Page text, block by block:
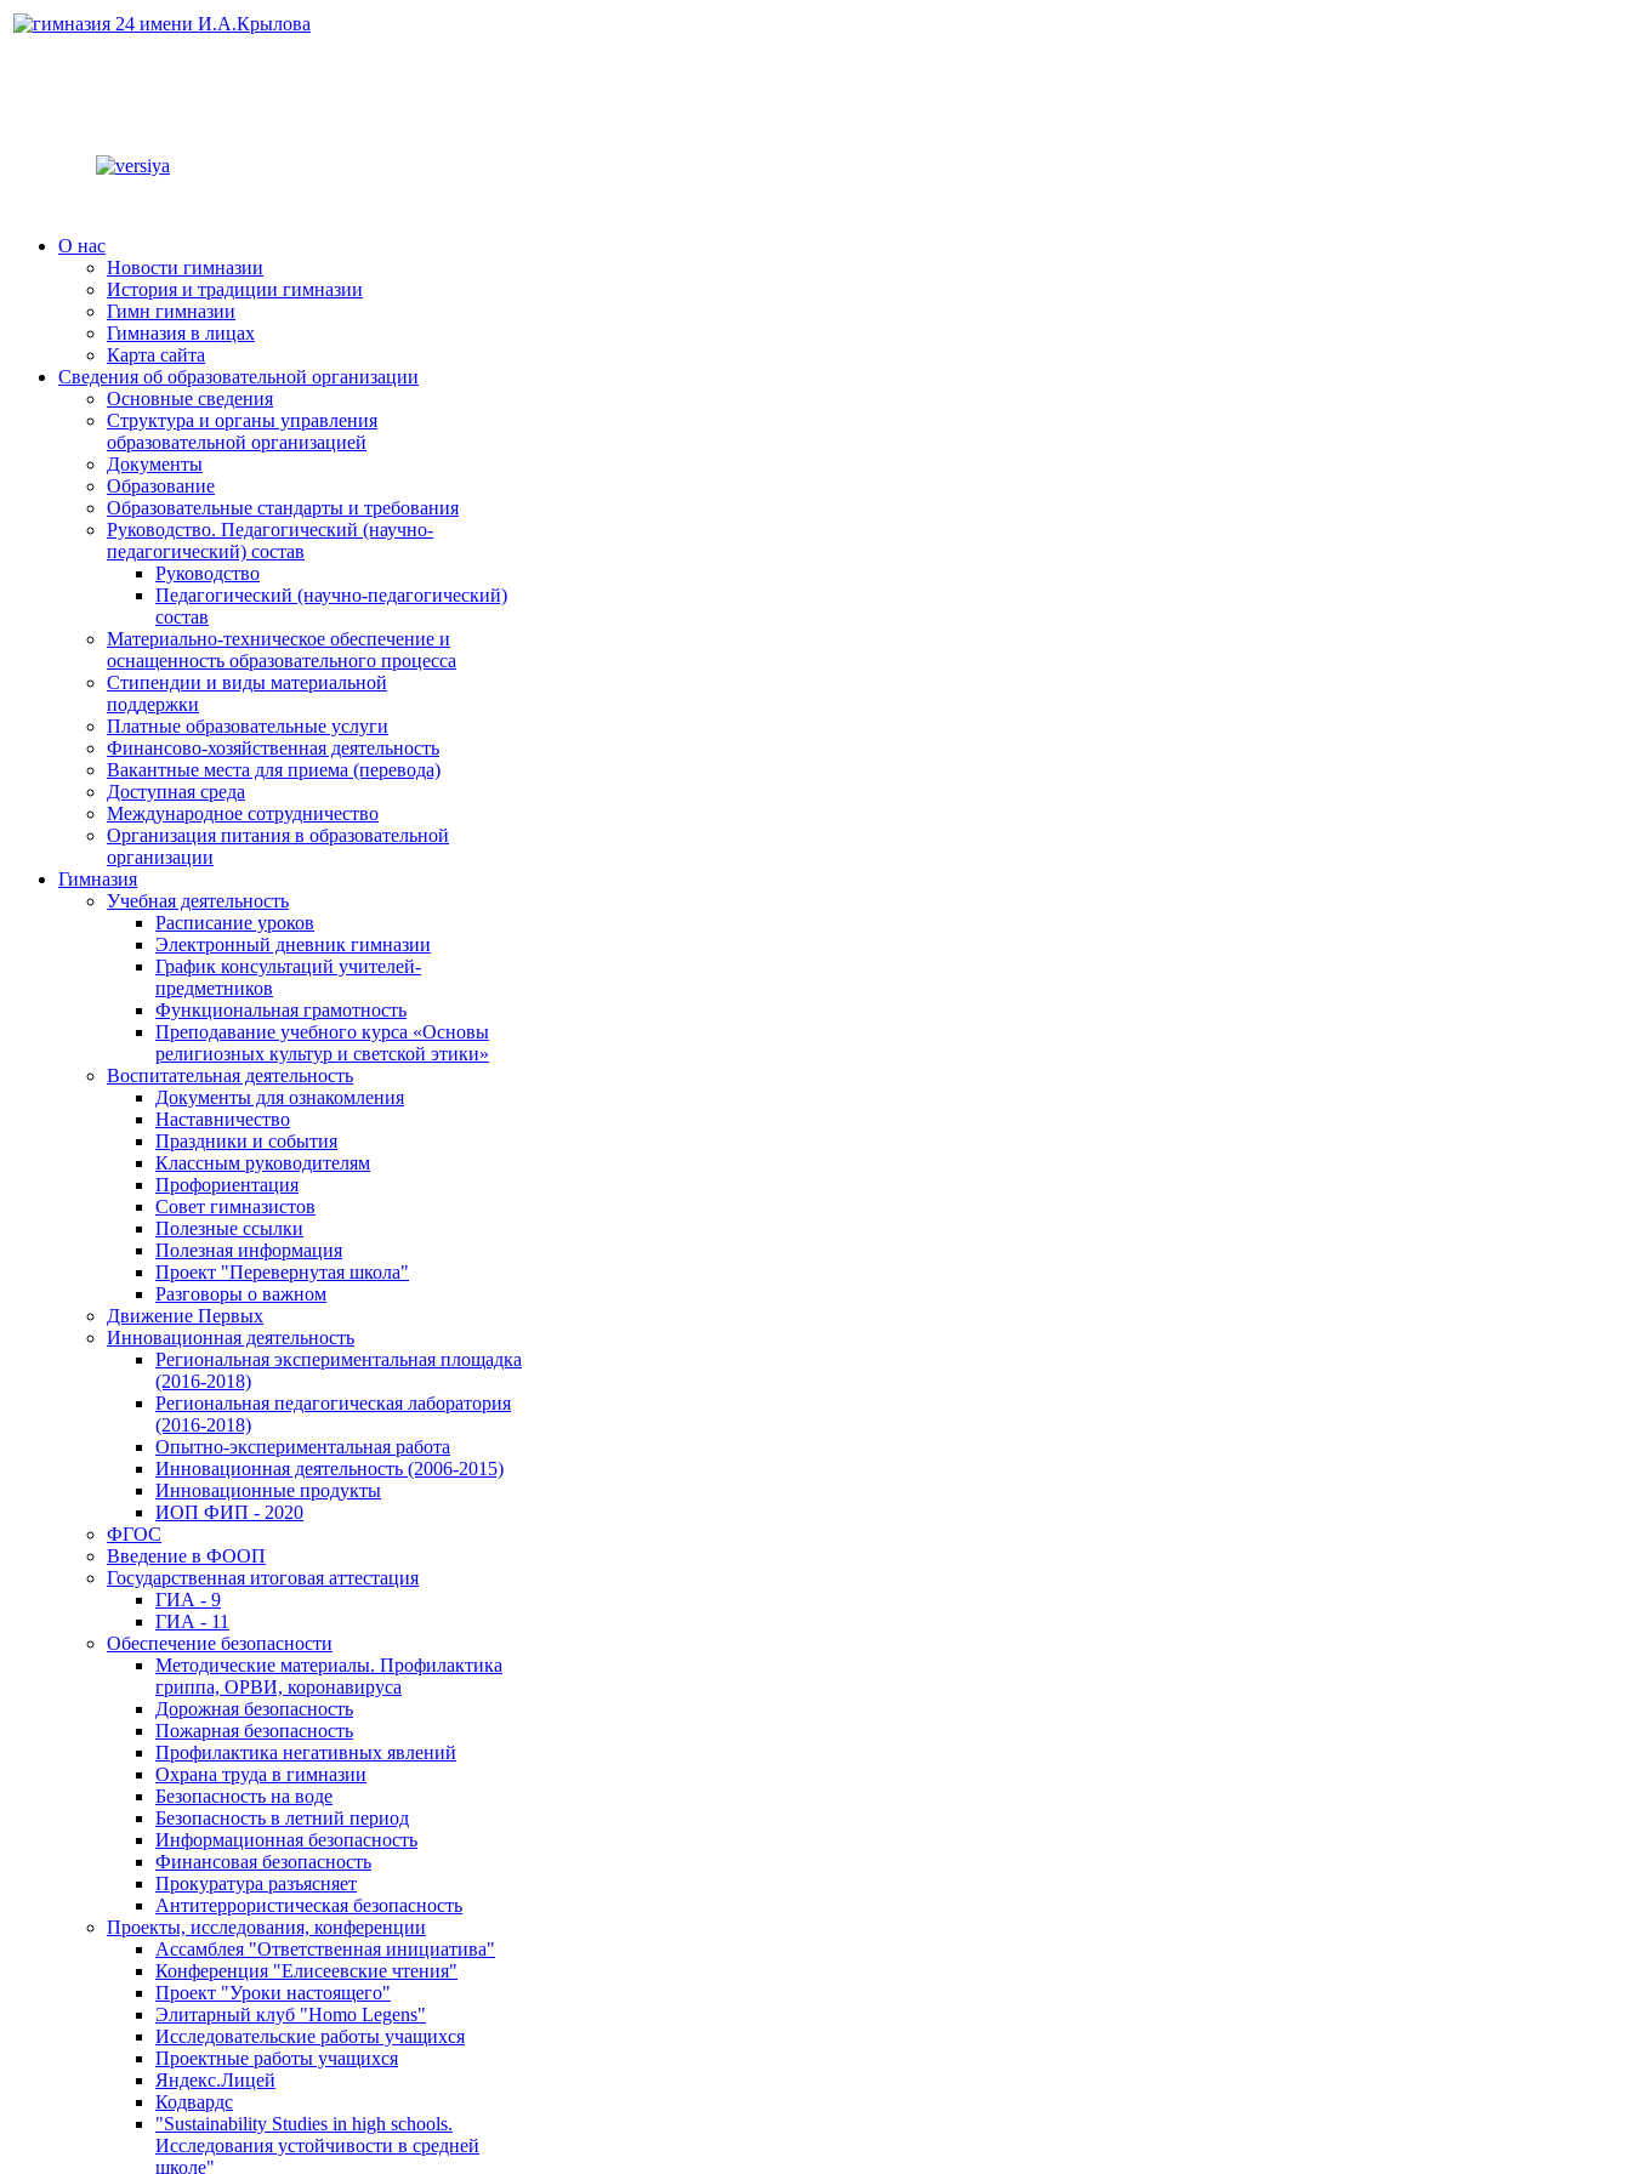
О нас
Новости гимназии
История и традиции гимназии
Гимн гимназии
Гимназия в лицах
Карта сайта
Сведения об образовательной организации
Основные сведения
Структура и органы управления
образовательной организацией
Документы
Образование
Образовательные стандарты и требования
Руководство. Педагогический (научно-
педагогический) состав
Руководство
Педагогический (научно-педагогический)
состав
Материально-техническое обеспечение и
оснащенность образовательного процесса
Стипендии и виды материальной
поддержки
Платные образовательные услуги
Финансово-хозяйственная деятельность
Вакантные места для приема (перевода)
Доступная среда
Международное сотрудничество
Организация питания в образовательной
организации
Гимназия
Учебная деятельность
Расписание уроков
Электронный дневник гимназии
График консультаций учителей-
предметников
Функциональная грамотность
Преподавание учебного курса «Основы
религиозных культур и светской этики»
Воспитательная деятельность
Документы для ознакомления
Наставничество
Праздники и события
Классным руководителям
Профориентация
Совет гимназистов
Полезные ссылки
Полезная информация
Проект "Перевернутая школа"
Разговоры о важном
Движение Первых
Инновационная деятельность
Региональная экспериментальная площадка
(2016-2018)
Региональная педагогическая лаборатория
(2016-2018)
Опытно-экспериментальная работа
Инновационная деятельность (2006-2015)
Инновационные продукты
ИОП ФИП - 2020
ФГОС
Введение в ФООП
Государственная итоговая аттестация
ГИА - 9
ГИА - 11
Обеспечение безопасности
Методические материалы. Профилактика
гриппа, ОРВИ, коронавируса
Дорожная безопасность
Пожарная безопасность
Профилактика негативных явлений
Охрана труда в гимназии
Безопасность на воде
Безопасность в летний период
Информационная безопасность
Финансовая безопасность
Прокуратура разъясняет
Антитеррористическая безопасность
Проекты, исследования, конференции
Ассамблея "Ответственная инициатива"
Конференция "Елисеевские чтения"
Проект "Уроки настоящего"
Элитарный клуб "Homo Legens"
Исследовательские работы учащихся
Проектные работы учащихся
Яндекс.Лицей
Кодвардс
"Sustainability Studies in high schools.
Исследования устойчивости в средней
школе"